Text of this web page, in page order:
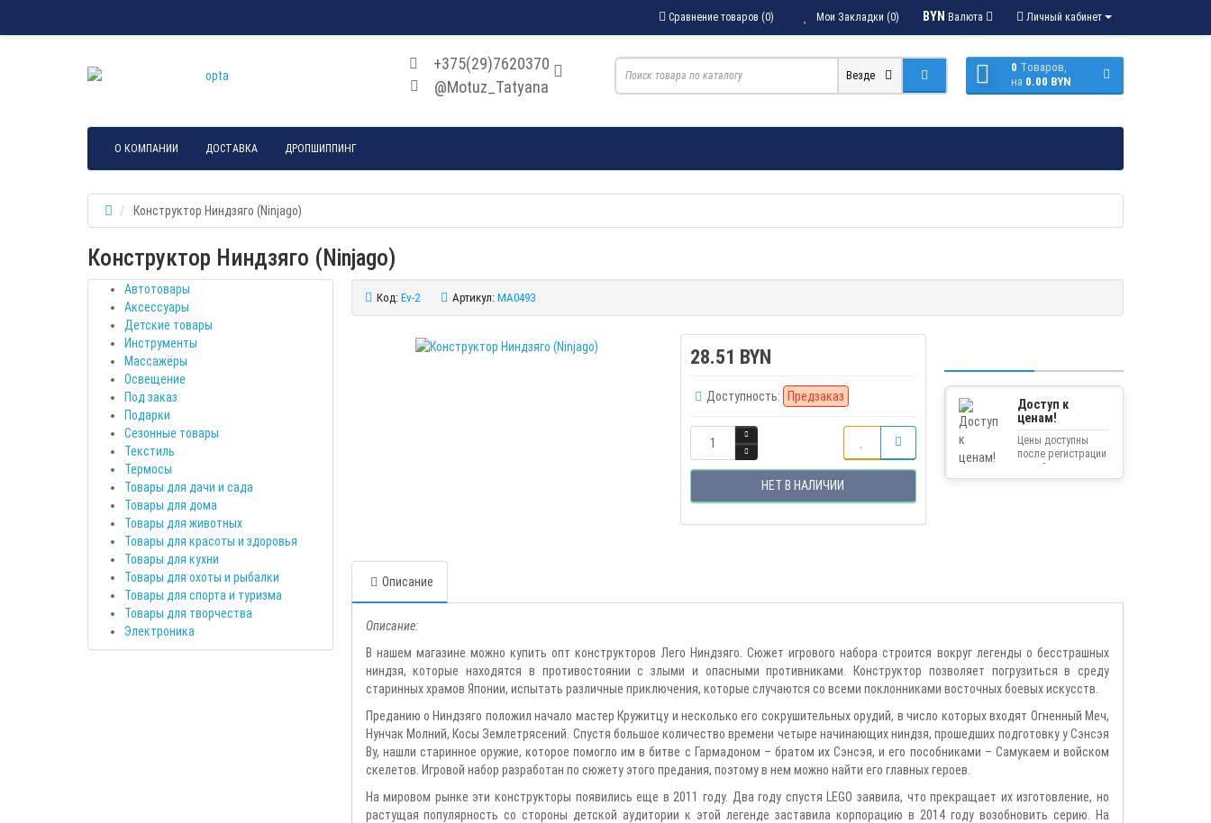
Личный кабинет
BYN Валюта
Мои Закладки (0)
Сравнение товаров (0)
+375(29)7620370
@Motuz_Tatyana
0 Tоваров,
на 0.00 BYN
Везде
О КОМПАНИИ ДОСТАВКА ДРОПШИППИНГ
Конструктор Ниндзяго (Ninjago)
Конструктор Ниндзяго (Ninjago)
Автотовары
Аксессуары
Детские товары
Инструменты
Массажёры
Освещение
Под заказ
Подарки
Сезонные товары
Текстиль
Термосы
Товары для дачи и сада
Товары для дома
Товары для животных
Товары для красоты и здоровья
Товары для кухни
Товары для охоты и рыбалки
Товары для спорта и туризма
Товары для творчества
Электроника
Код: Ev-2 Артикул: MA0493
28.51 BYN
Доступность: Предзаказ
НЕТ В НАЛИЧИИ
Доступ к
ценам!
Цены доступны
после регистрации
на сайте.
Описание
Описание:
В нашем магазине можно купить опт конструкторов Лего Ниндзяго. Сюжет игрового набора строится вокруг легенды о бесстрашных
ниндзя, которые находятся в противостоянии с злыми и опасными противниками. Конструктор позволяет погрузиться в среду
старинных храмов Японии, испытать различные приключения, которые случаются со всеми поклонниками восточных боевых искусств.
Преданию о Ниндзяго положил начало мастер Кружитцу и несколько его сокрушительных орудий, в число которых входят Огненный Меч,
Нунчак Молний, Косы Землетрясений. Спустя большое количество времени четыре начинающих ниндзя, прошедших подготовку у Сэнсэя
Ву, нашли старинное оружие, которое помогло им в битве с Гармадоном – братом их Сэнсэя, и его пособниками – Самукаем и войском
скелетов. Игровой набор разработан по сюжету этого предания, поэтому в нем можно найти его главных героев.
На мировом рынке эти конструкторы появились еще в 2011 году. Два году спустя LEGO заявила, что прекращает их изготовление, но
растущая популярность со стороны детской аудитории к этой легенде заставила корпорацию в 2014 году возобновить серию. На